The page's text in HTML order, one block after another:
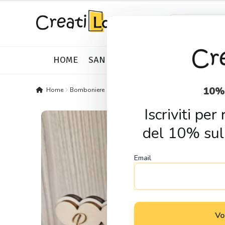
Skip
to
Skip
to
Products
HOME SAN VALENTINO IDEE REGALO
Home Bomboniere Bomboniera
Iscriviti per
del 10%
Email